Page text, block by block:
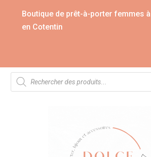
Boutique de prêt-à-porter femmes
en Cotentin
Recherche
de
produits